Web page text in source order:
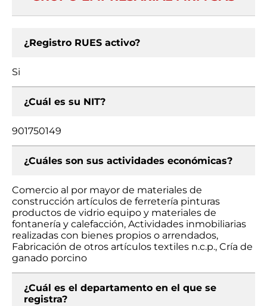
¿Registro RUES activo?
Si
¿Cuál es su NIT?
901750149
¿Cuáles son sus actividades económicas?
Comercio al por mayor de materiales de
construcción artículos de ferretería pinturas
productos de vidrio equipo y materiales de
fontanería y calefacción, Actividades inmobiliarias
realizadas con bienes propios o arrendados,
Fabricación de otros artículos textiles n.c.p., Cría de
ganado porcino
¿Cuál es el departamento en el que se
registra?